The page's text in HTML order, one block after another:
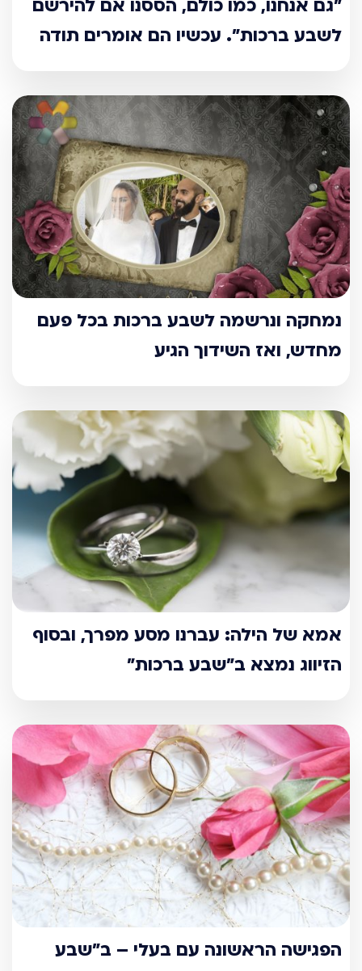
"גם אנחנו, כמו כולם, הססנו אם להירשם
לשבע ברכות". עכשיו הם אומרים תודה
נמחקה ונרשמה לשבע ברכות בכל פעם
מחדש, ואז השידוך הגיע
אמא של הילה: עברנו מסע מפרך, ובסוף
הזיווג נמצא ב"שבע ברכות"
הפגישה הראשונה עם בעלי – ב"שבע